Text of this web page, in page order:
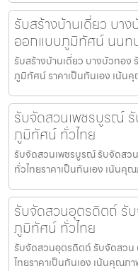
รับสร้างบ้านเดี่ยว บา
ออกแบบภูมิทัศน์ นนท
รับสร้างบ้านเดี่ยว บางบัวทอ
ภูมิทัศน์ ราคาเป็นกันเอง เน้น
รับจัดสวนเพชรบูรณ์
ภูมิทัศน์ ทั่วไทย
รับจัดสวนเพชรบูรณ์ รับจัดส
ทั่วไทยราคาเป็นกันเอง เน้น
รับจัดสวนอุตรดิตถ์ รั
ภูมิทัศน์ ทั่วไทย
รับจัดสวนอุตรดิตถ์ รับจัดสว
ไทยราคาเป็นกันเอง เน้นคุณภ